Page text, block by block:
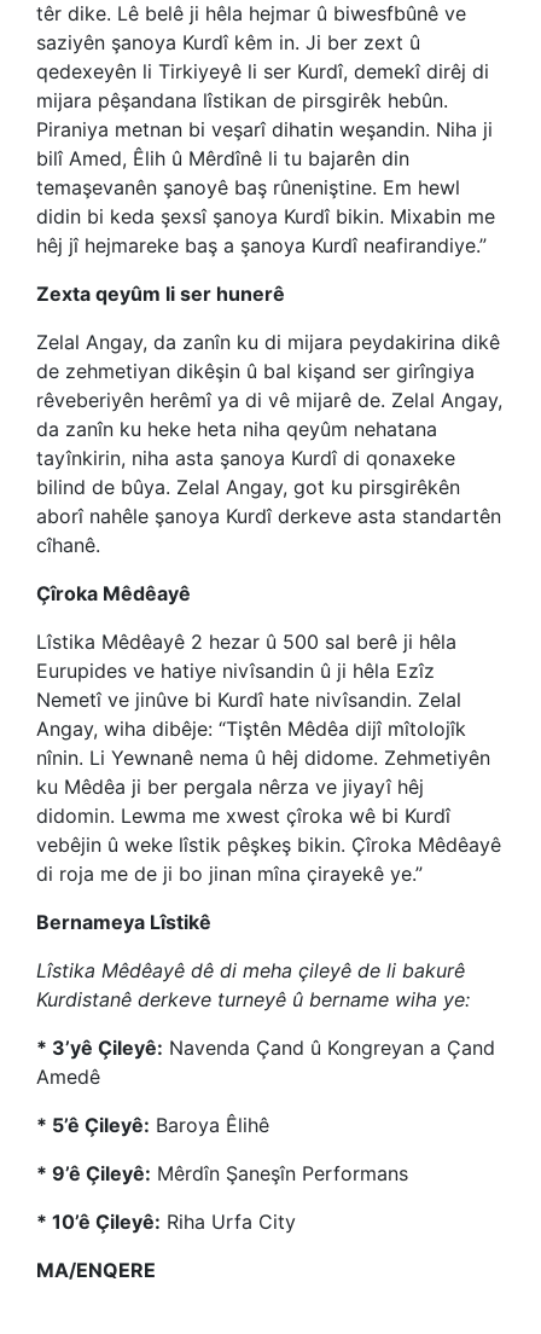
têr dike. Lê belê ji hêla hejmar û biwesfbûnê ve
saziyên şanoya Kurdî kêm in. Ji ber zext û
qedexeyên li Tirkiyeyê li ser Kurdî, demekî dirêj di
mijara pêşandana lîstikan de pirsgirêk hebûn.
Piraniya metnan bi veşarî dihatin weşandin. Niha ji
bilî Amed, Êlih û Mêrdînê li tu bajarên din
temaşevanên şanoyê baş rûneniştine. Em hewl
didin bi keda şexsî şanoya Kurdî bikin. Mixabin me
hêj jî hejmareke baş a şanoya Kurdî neafirandiye.”
Zexta qeyûm li ser hunerê
Zelal Angay, da zanîn ku di mijara peydakirina dikê
de zehmetiyan dikêşin û bal kişand ser girîngiya
rêveberiyên herêmî ya di vê mijarê de. Zelal Angay,
da zanîn ku heke heta niha qeyûm nehatana
tayînkirin, niha asta şanoya Kurdî di qonaxeke
bilind de bûya. Zelal Angay, got ku pirsgirêkên
aborî nahêle şanoya Kurdî derkeve asta standartên
cîhanê.
Çîroka Mêdêayê
Lîstika Mêdêayê 2 hezar û 500 sal berê ji hêla
Eurupides ve hatiye nivîsandin û ji hêla Ezîz
Nemetî ve jinûve bi Kurdî hate nivîsandin. Zelal
Angay, wiha dibêje: “Tiştên Mêdêa dijî mîtolojîk
nînin. Li Yewnanê nema û hêj didome. Zehmetiyên
ku Mêdêa ji ber pergala nêrza ve jiyayî hêj
didomin. Lewma me xwest çîroka wê bi Kurdî
vebêjin û weke lîstik pêşkeş bikin. Çîroka Mêdêayê
di roja me de ji bo jinan mîna çirayekê ye.”
Bernameya Lîstikê
Lîstika Mêdêayê dê di meha çileyê de li bakurê
Kurdistanê derkeve turneyê û bername wiha ye:
* 3’yê Çileyê: Navenda Çand û Kongreyan a Çand
Amedê
* 5’ê Çileyê: Baroya Êlihê
* 9’ê Çileyê: Mêrdîn Şaneşîn Performans
* 10’ê Çileyê: Riha Urfa City
MA/ENQERE